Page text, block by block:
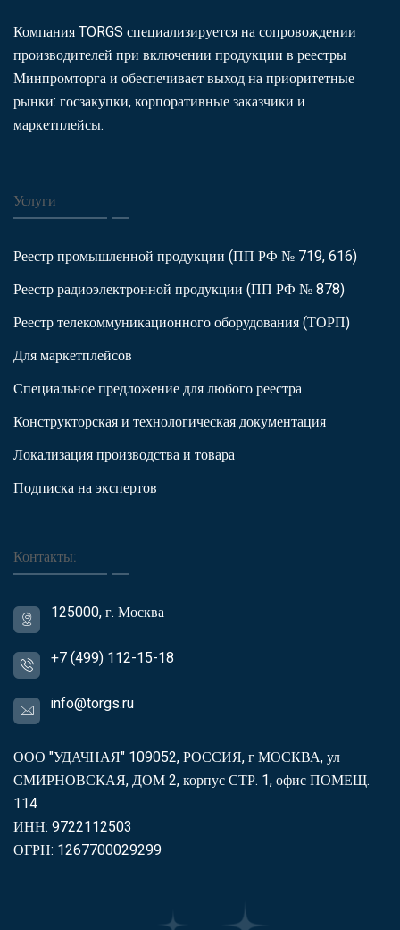
Компания TORGS специализируется на сопровождении
производителей при включении продукции в реестры
Минпромторга и обеспечивает выход на приоритетные
рынки: госзакупки, корпоративные заказчики и
маркетплейсы.
Услуги
Реестр промышленной продукции (ПП РФ № 719, 616)
Реестр радиоэлектронной продукции (ПП РФ № 878)
Реестр телекоммуникационного оборудования (ТОРП)
Для маркетплейсов
Специальное предложение для любого реестра
Конструкторская и технологическая документация
Локализация производства и товара
Подписка на экспертов
Контакты:
125000, г. Москва
+7 (499) 112-15-18
info@torgs.ru
ООО "УДАЧНАЯ" 109052, РОССИЯ, г МОСКВА, ул
СМИРНОВСКАЯ, ДОМ 2, корпус СТР. 1, офис ПОМЕЩ.
114
ИНН: 9722112503
ОГРН: 1267700029299